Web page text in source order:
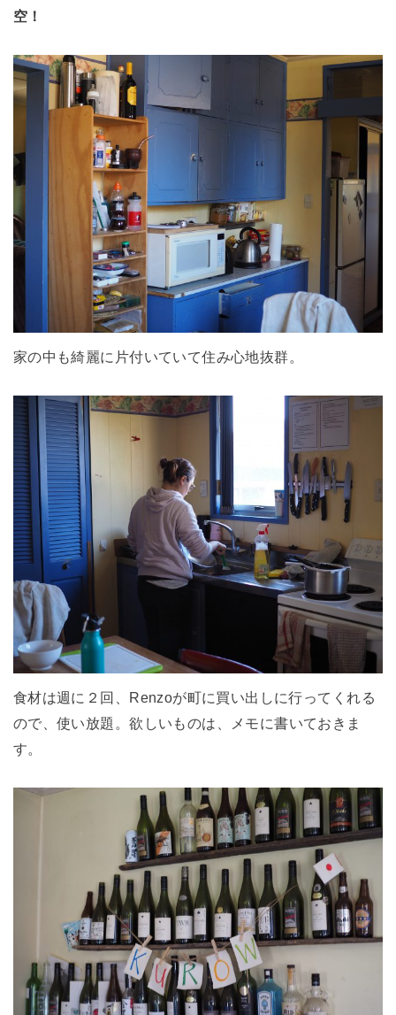
空！
家の中も綺麗に片付いていて住み心地抜群。
食材は週に２回、Renzoが町に買い出しに行ってくれる
ので、使い放題。欲しいものは、メモに書いておきま
す。